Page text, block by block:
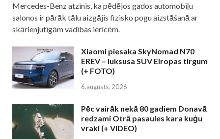
Mercedes-Benz atzinis, ka pēdējos gados automobiļu
salonos ir pārāk tālu aizgājis fizisko pogu aizstāšanā ar
skārienjutīgām vadības ierīcēm.
Xiaomi piesaka SkyNomad N70
EREV – luksusa SUV Eiropas tirgum
(+ FOTO)
6.augusts, 2026
Pēc vairāk nekā 80 gadiem Donavā
redzami Otrā pasaules kara kuģu
vraki (+ VIDEO)